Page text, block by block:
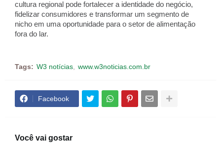
cultura regional pode fortalecer a identidade do negócio,
fidelizar consumidores e transformar um segmento de
nicho em uma oportunidade para o setor de alimentação
fora do lar.
Tags: W3 notícias www.w3noticias.com.br
Facebook
Você vai gostar